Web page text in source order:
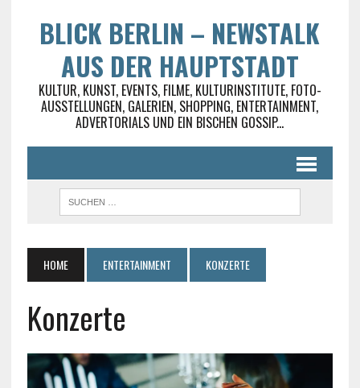
BLICK BERLIN – NEWSTALK
AUS DER HAUPTSTADT
KULTUR, KUNST, EVENTS, FILME, KULTURINSTITUTE, FOTO-
AUSSTELLUNGEN, GALERIEN, SHOPPING, ENTERTAINMENT,
ADVERTORIALS UND EIN BISCHEN GOSSIP...
HOME ENTERTAINMENT KONZERTE
Konzerte